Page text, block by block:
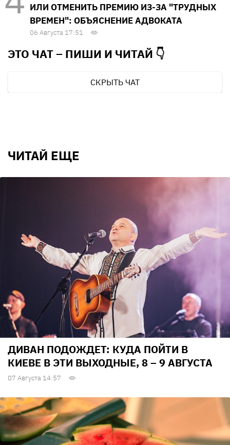
ИЛИ ОТМЕНИТЬ ПРЕМИЮ ИЗ-ЗА "ТРУДНЫХ
ВРЕМЕН": ОБЪЯСНЕНИЕ АДВОКАТА
06 Августа 17:51
ЭТО ЧАТ – ПИШИ И ЧИТАЙ 👇
СКРЫТЬ ЧАТ
ЧИТАЙ ЕЩЕ
ДИВАН ПОДОЖДЕТ: КУДА ПОЙТИ В
КИЕВЕ В ЭТИ ВЫХОДНЫЕ, 8 – 9 АВГУСТА
07 Августа 14:57